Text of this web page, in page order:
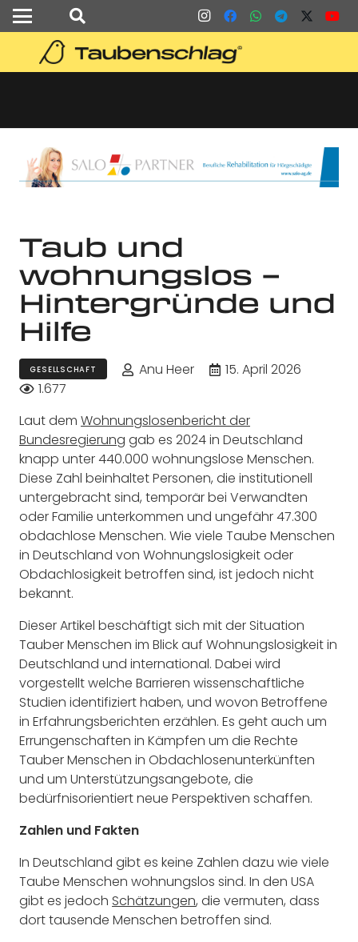
Taub und
wohnungslos –
Hintergründe und
Hilfe
GESELLSCHAFT Anu Heer
15. April 2026
1.677
Laut dem Wohnungslosenbericht der
Bundesregierung gab es 2024 in Deutschland
knapp unter 440.000 wohnungslose Menschen.
Diese Zahl beinhaltet Personen, die institutionell
untergebracht sind, temporär bei Verwandten
oder Familie unterkommen und ungefähr 47.300
obdachlose Menschen. Wie viele Taube Menschen
in Deutschland von Wohnungslosigkeit oder
Obdachlosigkeit betroffen sind, ist jedoch nicht
bekannt.
Dieser Artikel beschäftigt sich mit der Situation
Tauber Menschen im Blick auf Wohnungslosigkeit in
Deutschland und international. Dabei wird
vorgestellt welche Barrieren wissenschaftliche
Studien identifiziert haben, und wovon Betroffene
in Erfahrungsberichten erzählen. Es geht auch um
Errungenschaften in Kämpfen um die Rechte
Tauber Menschen in Obdachlosenunterkünften
und um Unterstützungsangebote, die
bedürfnisorientiert neue Perspektiven schaffen.
Zahlen und Fakten
In Deutschland gibt es keine Zahlen dazu wie viele
Taube Menschen wohnungslos sind. In den USA
gibt es jedoch Schätzungen, die vermuten, dass
dort tausende Menschen betroffen sind.